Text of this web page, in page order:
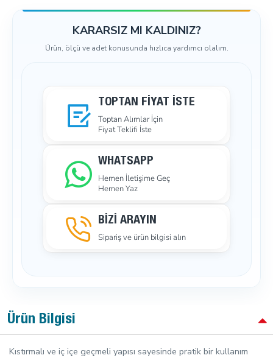
KARARSIZ MI KALDINIZ?
Ürün, ölçü ve adet konusunda hızlıca yardımcı olalım.
TOPTAN FIYAT İSTE
Toptan Alımlar İçin
Fiyat Teklifi İste
WHATSAPP
Hemen İletişime Geç
Hemen Yaz
BİZİ ARAYIN
Sipariş ve ürün bilgisi alın
Ürün Bilgisi
Kıstırmalı ve iç içe geçmeli yapısı sayesinde pratik bir kullanım